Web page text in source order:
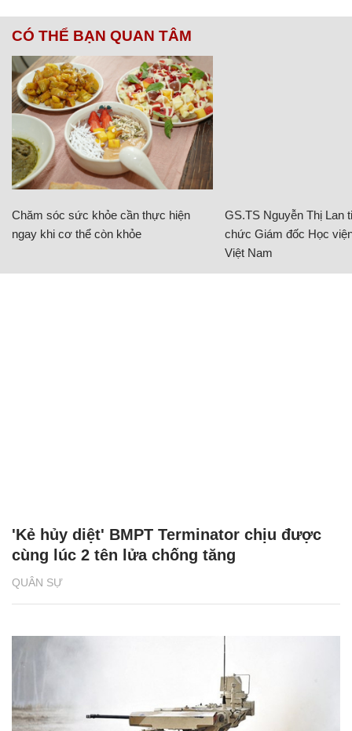
CÓ THỂ BẠN QUAN TÂM
Chăm sóc sức khỏe cần thực hiện
ngay khi cơ thể còn khỏe
GS.TS Nguyễn Thị Lan
chức Giám đốc Học
Việt Nam
QUÂN SỰ
'Kẻ hủy diệt' BMPT Terminator chịu được
cùng lúc 2 tên lửa chống tăng